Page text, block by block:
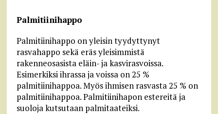
Palmitiinihappo
Palmitiinihappo on yleisin tyydyttynyt
rasvahappo sekä eräs yleisimmistä
rakenneosasista eläin- ja kasvirasvoissa.
Esimerkiksi ihrassa ja voissa on 25 %
palmitiinihappoa. Myös ihmisen rasvasta 25 % on
palmitiinihappoa. Palmitiinihapon estereitä ja
suoloja kutsutaan palmitaateiksi.